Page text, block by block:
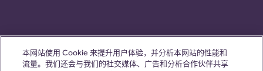
本网站使用 Cookie 来提升用户体验，并分析本网站的性能和
流量。我们还会与我们的社交媒体、广告和分析合作伙伴共享